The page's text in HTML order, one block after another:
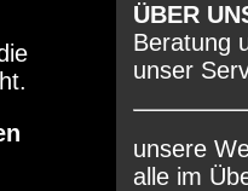
ÜBER
Beratung
unser
unsere
alle im